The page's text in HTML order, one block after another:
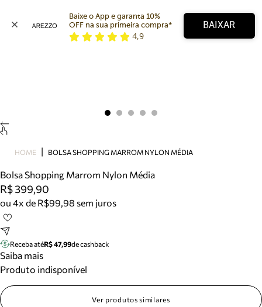
Bolsa
Tamanco
Tênis
Mule
Tire dúvidas sobre pedidos, devoluções e mais.
Meus pedidos
Acompanhe seus pedidos e solicite devoluções.
Baixe o App e garanta 10%
OFF na sua primeira compra*
4,9
BAIXAR
HOME BOLSA SHOPPING MARROM NYLON MÉDIA
Bolsa Shopping Marrom Nylon Média
R$ 399,90
ou 4x de R$99,98 sem juros
Receba atéR$ 47,99de cashback
Saiba mais
Produto indisponível
Ver produtos similares